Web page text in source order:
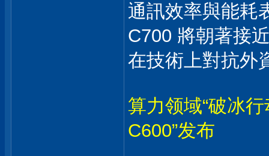
通訊效率與能耗
C700 將朝著接
在技術上對抗外
算力领域“破冰
C600”发布